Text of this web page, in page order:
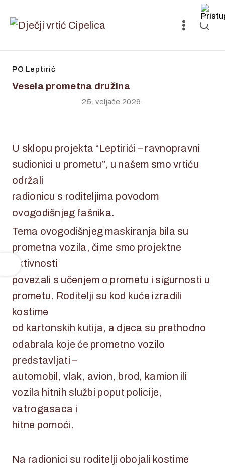
PO Leptirić
Vesela prometna družina
25. veljače 2026.
U sklopu projekta “Leptirići – ravnopravni
sudionici u prometu”, u našem smo vrtiću
održali
radionicu s roditeljima povodom
ovogodišnjeg fašnika.
Tema ovogodišnjeg maskiranja bila su
prometna vozila, čime smo projektne
aktivnosti
povezali s učenjem o prometu i sigurnosti u
prometu. Roditelji su kod kuće izradili
kostime
od kartonskih kutija, a djeca su prethodno
odabrala koje će prometno vozilo
predstavljati –
automobil, vlak, avion, brod, kamion ili
vozila hitnih službi poput policije,
vatrogasaca i
hitne pomoći.
Na radionici su roditelji obojali kostime